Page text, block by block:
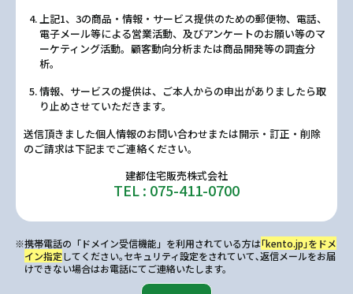
上記1、3の商品・情報・サービス提供のための郵便物、電話、
電子メール等による営業活動、及びアンケートのお願い等のマ
ーケティング活動。顧客動向分析または商品開発等の調査分
析。
情報、サービスの提供は、ご本人からの申出がありましたら取
り止めさせていただきます。
送信頂きました個人情報のお問い合わせまたは開示・訂正・削除
のご請求は下記までご連絡ください。
建都住宅販売株式会社
TEL : 075-411-0700
※携帯電話の「ドメイン受信機能」を利用されている方は｢kento.jp｣をドメ
イン指定してください｡セキュリティ設定をされていて､返信メールをお届
けできない場合はお電話にてご連絡いたします。